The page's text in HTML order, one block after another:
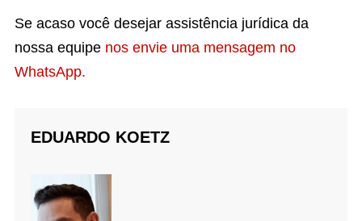
Se acaso você desejar assistência jurídica da
nossa equipe nos envie uma mensagem no
WhatsApp.
EDUARDO KOETZ